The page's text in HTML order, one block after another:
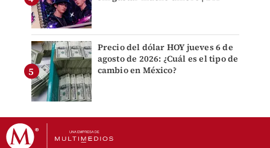
Precio del dólar HOY jueves 6 de
agosto de 2026: ¿Cuál es el tipo de
cambio en México?